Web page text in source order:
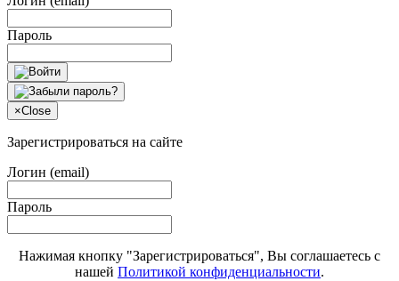
Пароль
×Close
Зарегистрироваться на сайте
Логин (email)
Пароль
Нажимая кнопку "Зарегистрироваться", Вы соглашаетесь с
нашей Политикой конфиденциальности.